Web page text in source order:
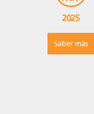
2025
Saber más